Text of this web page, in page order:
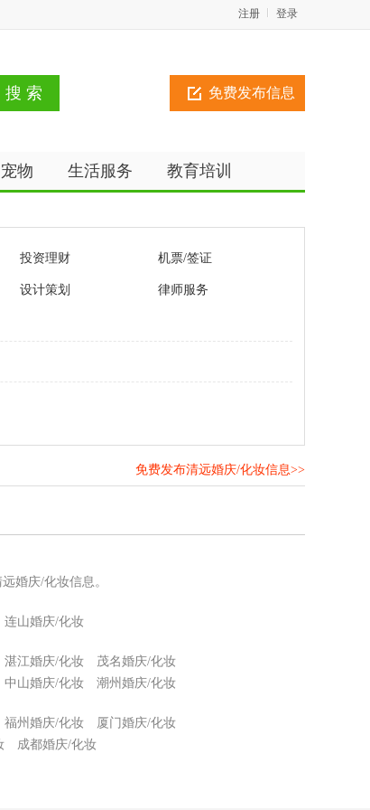
登录
注册
免费发布信息
宠物 生活服务 教育培训
投资理财 机票/签证
设计策划 律师服务
免费发布清远婚庆/化妆信息>>
婚庆/化妆信息。
连山婚庆/化妆
湛江婚庆/化妆
茂名婚庆/化妆
中山婚庆/化妆 潮州婚庆/化妆
福州婚庆/化妆
厦门婚庆/化妆
成都婚庆/化妆